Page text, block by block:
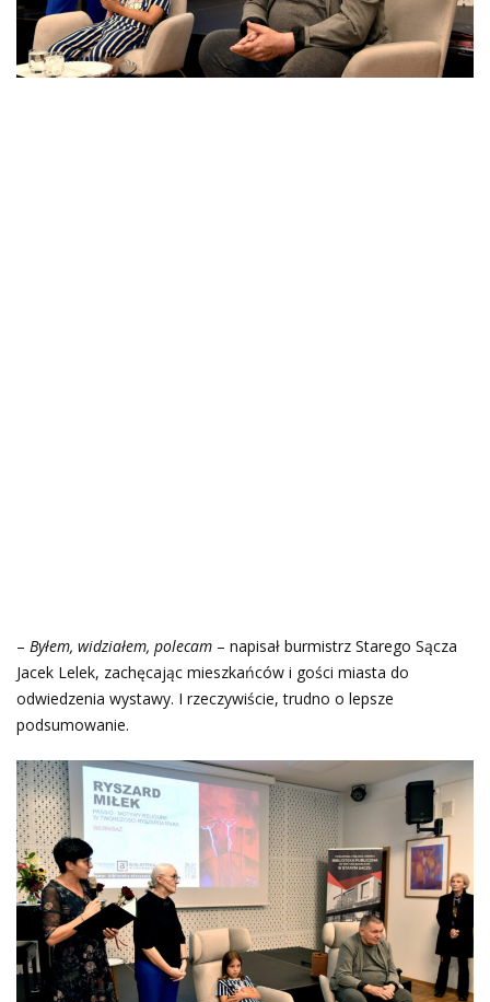
– Byłem, widziałem, polecam – napisał burmistrz Starego Sącza
Jacek Lelek, zachęcając mieszkańców i gości miasta do
odwiedzenia wystawy. I rzeczywiście, trudno o lepsze
podsumowanie.